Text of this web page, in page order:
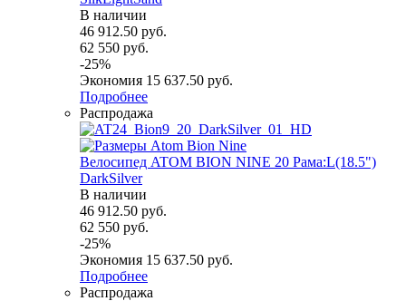
В наличии
46 912.50 руб.
62 550 руб.
-25%
Экономия 15 637.50 руб.
Подробнее
Распродажа
Велосипед ATOM BION NINE 20 Рама:L(18.5")
DarkSilver
В наличии
46 912.50 руб.
62 550 руб.
-25%
Экономия 15 637.50 руб.
Подробнее
Распродажа